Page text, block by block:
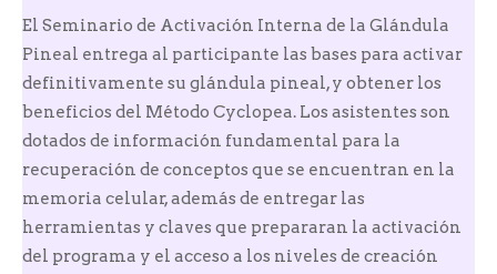
El Seminario de Activación Interna de la Glándula
Pineal entrega al participante las bases para activar
definitivamente su glándula pineal, y obtener los
beneficios del Método Cyclopea. Los asistentes son
dotados de información fundamental para la
recuperación de conceptos que se encuentran en la
memoria celular, además de entregar las
herramientas y claves que prepararan la activación
del programa y el acceso a los niveles de creación